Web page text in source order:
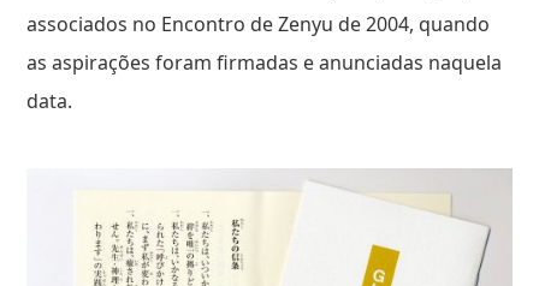
associados no Encontro de Zenyu de 2004, quando
as aspirações foram firmadas e anunciadas naquela
data.